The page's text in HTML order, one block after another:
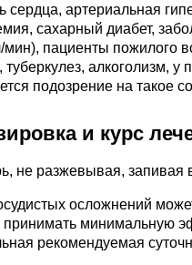
сердца, артериальная
сахарный диабет,
мин), пациенты пожилого
туберкулез, алкоголизм,
подозрение на такое
и курс
не разжевывая,
осложнений
принимать минимальную
рекомендуемая